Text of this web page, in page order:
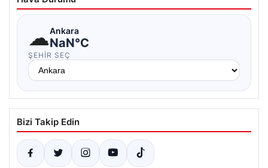
☁Ankara
NaN°C
ŞEHIR SEÇ
Bizi Takip Edin